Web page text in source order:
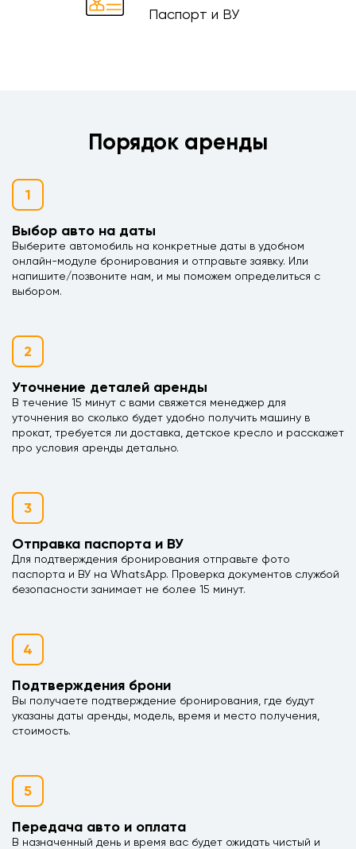
Паспорт и ВУ
Порядок аренды
1
Выбор авто на даты
Выберите автомобиль на конкретные даты в удобном
онлайн-модуле бронирования и отправьте заявку. Или
напишите/позвоните нам, и мы поможем определиться с
выбором.
2
Уточнение деталей аренды
В течение 15 минут с вами свяжется менеджер для
уточнения во сколько будет удобно получить машину в
прокат, требуется ли доставка, детское кресло и расскажет
про условия аренды детально.
3
Отправка паспорта и ВУ
Для подтверждения бронирования отправьте фото
паспорта и ВУ на WhatsApp. Проверка документов службой
безопасности занимает не более 15 минут.
4
Подтверждения брони
Вы получаете подтверждение бронирования, где будут
указаны даты аренды, модель, время и место получения,
стоимость.
5
Передача авто и оплата
В назначенный день и время вас будет ожидать чистый и